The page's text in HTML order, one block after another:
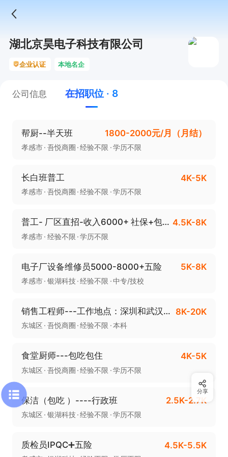
湖北京昊电子科技有限公司
企业认证 本地名企
公司信息 在招职位 · 8
帮厨--半天班 1800-2000元/月（月结）
孝感市 吾悦商圈 经验不限 学历不限
长白班普工 4K-5K
孝感市 吾悦商圈 经验不限 学历不限
普工- 厂区直招-收入6000+ 社保+包吃住- 4.5K-8K
孝感市 经验不限 学历不限
电子厂设备维修员5000-8000+五险 5K-8K
孝感市 银湖科技 经验不限 中专/技校
销售工程师---工作地点：深圳和武汉，孝感不限 8K-20K
东城区 吾悦商圈 经验不限 本科
食堂厨师---包吃包住 4K-5K
东城区 吾悦商圈 经验不限 学历不限
保洁（包吃 ）----行政班 2.5K-2.7K
东城区 银湖科技 经验不限 学历不限
质检员IPQC➕五险 4.5K-5.5K
分享